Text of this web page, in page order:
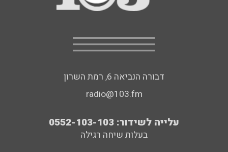
דבורה הנביאה 6, רמת השרון
radio@103.fm
עלייה לשידור: 0552-103-103
בעלות שיחה רגילה